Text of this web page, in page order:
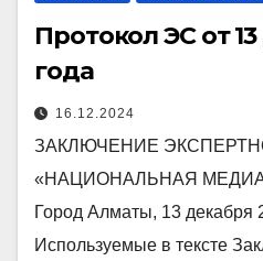
Протокол ЭС от
года
16.12.2024
ЗАКЛЮЧЕНИЕ
«НАЦИОНАЛЬНАЯ
Город Алматы, 13 декабря
Используемые в тексте